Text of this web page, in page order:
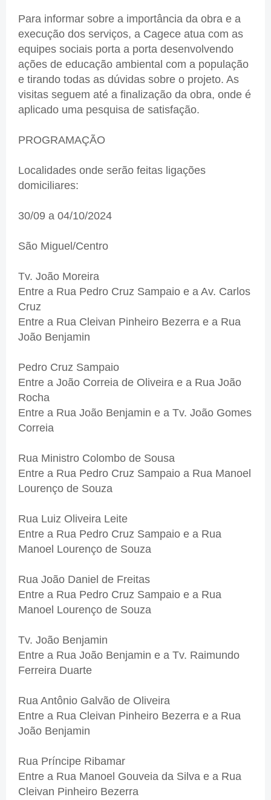
Para informar sobre a importância da obra e a
execução dos serviços, a Cagece atua com as
equipes sociais porta a porta desenvolvendo
ações de educação ambiental com a população
e tirando todas as dúvidas sobre o projeto. As
visitas seguem até a finalização da obra, onde é
aplicado uma pesquisa de satisfação.
PROGRAMAÇÃO
Localidades onde serão feitas ligações
domiciliares:
30/09 a 04/10/2024
São Miguel/Centro
Tv. João Moreira
Entre a Rua Pedro Cruz Sampaio e a Av. Carlos
Cruz
Entre a Rua Cleivan Pinheiro Bezerra e a Rua
João Benjamin
Pedro Cruz Sampaio
Entre a João Correia de Oliveira e a Rua João
Rocha
Entre a Rua João Benjamin e a Tv. João Gomes
Correia
Rua Ministro Colombo de Sousa
Entre a Rua Pedro Cruz Sampaio a Rua Manoel
Lourenço de Souza
Rua Luiz Oliveira Leite
Entre a Rua Pedro Cruz Sampaio e a Rua
Manoel Lourenço de Souza
Rua João Daniel de Freitas
Entre a Rua Pedro Cruz Sampaio e a Rua
Manoel Lourenço de Souza
Tv. João Benjamin
Entre a Rua João Benjamin e a Tv. Raimundo
Ferreira Duarte
Rua Antônio Galvão de Oliveira
Entre a Rua Cleivan Pinheiro Bezerra e a Rua
João Benjamin
Rua Príncipe Ribamar
Entre a Rua Manoel Gouveia da Silva e a Rua
Cleivan Pinheiro Bezerra